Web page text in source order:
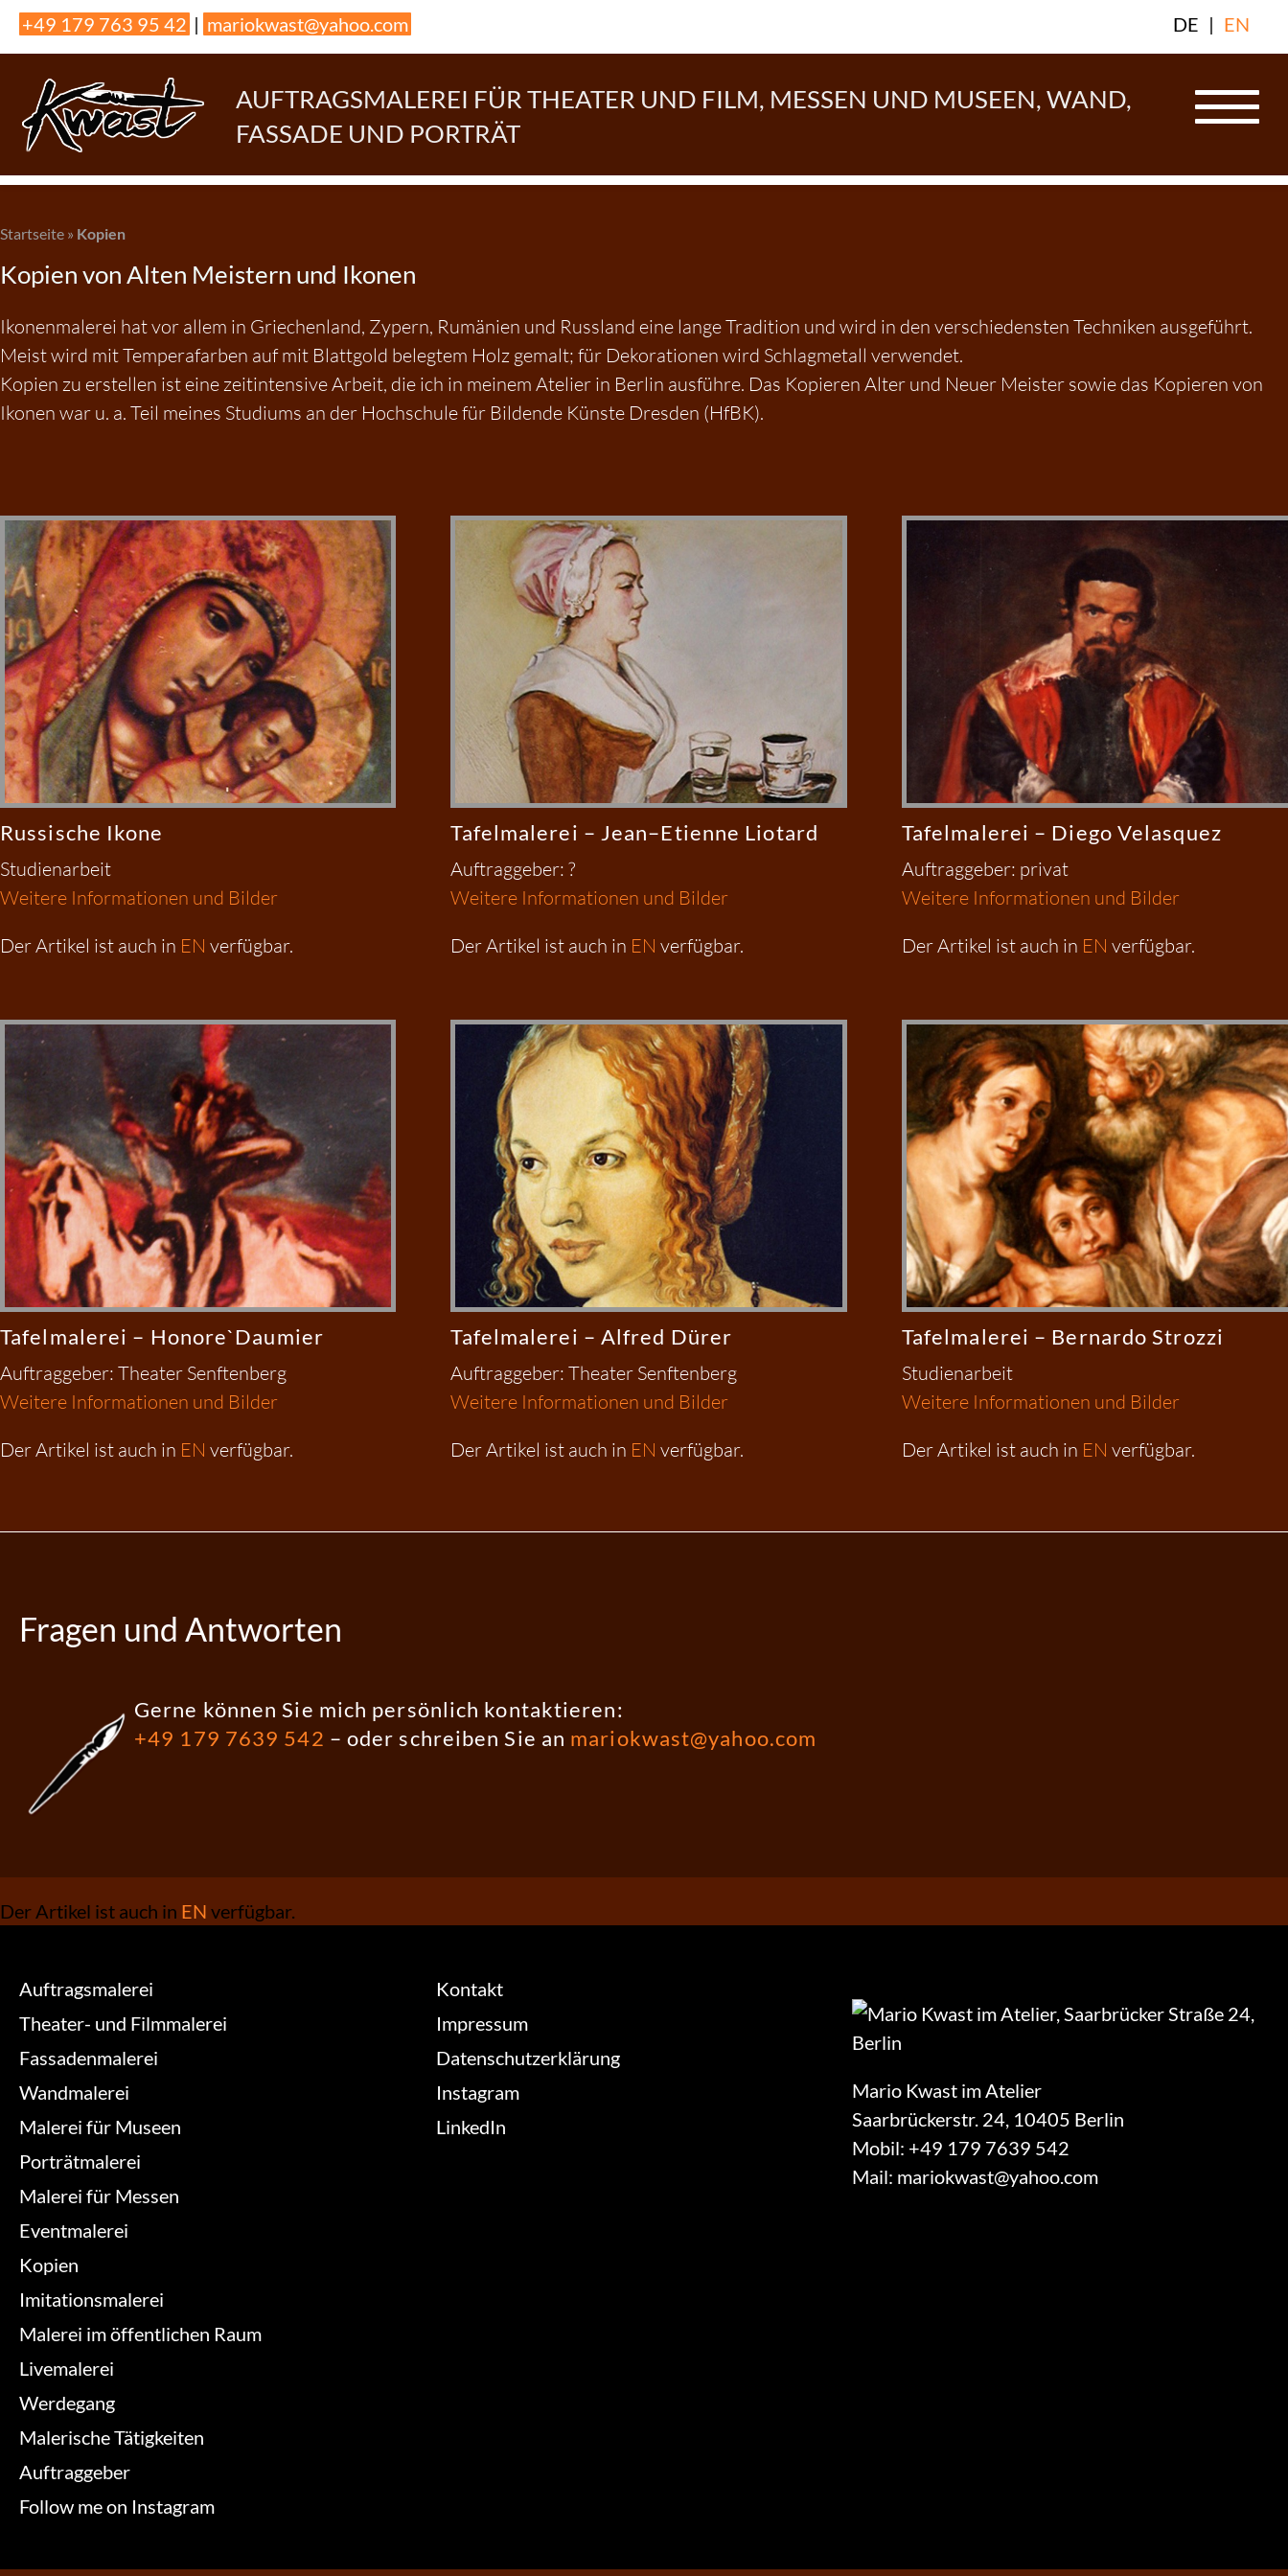
Skip+49 179 763 95 42 | mariokwast@yahoo.com DE | EN
AUFTRAGSMALEREI FÜR THEATER UND FILM, MESSEN UND MUSEEN, WAND,
FASSADE UND PORTRÄT
Startseite » Kopien
Kopien von Alten Meistern und Ikonen
Ikonenmalerei hat vor allem in Griechenland, Zypern, Rumänien und Russland eine lange Tradition und wird in den verschiedensten Techniken ausgeführt.
Meist wird mit Temperafarben auf mit Blattgold belegtem Holz gemalt; für Dekorationen wird Schlagmetall verwendet.
Kopien zu erstellen ist eine zeitintensive Arbeit, die ich in meinem Atelier in Berlin ausführe. Das Kopieren Alter und Neuer Meister sowie das Kopieren von
Ikonen war u. a. Teil meines Studiums an der Hochschule für Bildende Künste Dresden (HfBK).
Russische Ikone
Studienarbeit
Weitere Informationen und Bilder
Der Artikel ist auch in EN verfügbar.
Tafelmalerei – Jean–Etienne Liotard
Auftraggeber: ?
Weitere Informationen und Bilder
Der Artikel ist auch in EN verfügbar.
Tafelmalerei – Diego Velasquez
Auftraggeber: privat
Weitere Informationen und Bilder
Der Artikel ist auch in EN verfügbar.
Tafelmalerei – Honore`Daumier
Auftraggeber: Theater Senftenberg
Weitere Informationen und Bilder
Der Artikel ist auch in EN verfügbar.
Tafelmalerei – Alfred Dürer
Auftraggeber: Theater Senftenberg
Weitere Informationen und Bilder
Der Artikel ist auch in EN verfügbar.
Tafelmalerei – Bernardo Strozzi
Studienarbeit
Weitere Informationen und Bilder
Der Artikel ist auch in EN verfügbar.
Fragen und Antworten
Gerne können Sie mich persönlich kontaktieren:
+49 179 7639 542 – oder schreiben Sie an mariokwast@yahoo.com
Der Artikel ist auch in EN verfügbar.
Auftragsmalerei
Theater- und Filmmalerei
Fassadenmalerei
Wandmalerei
Malerei für Museen
Porträtmalerei
Malerei für Messen
Eventmalerei
Kopien
Imitationsmalerei
Malerei im öffentlichen Raum
Livemalerei
Werdegang
Malerische Tätigkeiten
Auftraggeber
Follow me on Instagram
Kontakt
Impressum
Datenschutzerklärung
Instagram
LinkedIn
Mario Kwast im Atelier
Saarbrückerstr. 24, 10405 Berlin
Mobil: +49 179 7639 542
Mail: mariokwast@yahoo.com